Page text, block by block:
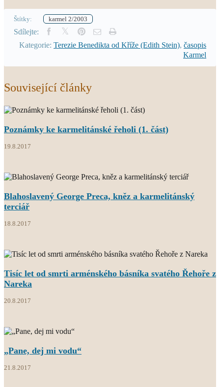
Štítky: karmel 2/2003
Sdílejte:
Kategorie: Terezie Benedikta od Kříže (Edith Stein), časopis
Karmel
Související články
Poznámky ke karmelitánské řeholi (1. část)
19.8.2017
Blahoslavený George Preca, kněz a karmelitánský
terciář
18.8.2017
Tisíc let od smrti arménského básníka svatého Řehoře z
Nareka
20.8.2017
„Pane, dej mi vodu“
21.8.2017